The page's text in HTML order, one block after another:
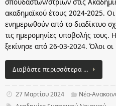
σπουδαστών/στριών στις
ακαδημαϊκού έτους 2024-2025.
ενημερωθούν από το διαδίκτυο
τις ημερομηνίες υποβολής τους.
ξεκίνησε από 26-03-2024. Όλοι
Διαβάστε περισσότερα …
27 Μαρτίου 2024 Νέα-